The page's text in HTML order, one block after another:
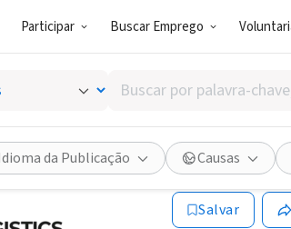
Participar Buscar Emprego
Buscar
por
palavra-
chave,
habilidades
ou
interesses
da Publicação Causas
New York, NY |
Salvar